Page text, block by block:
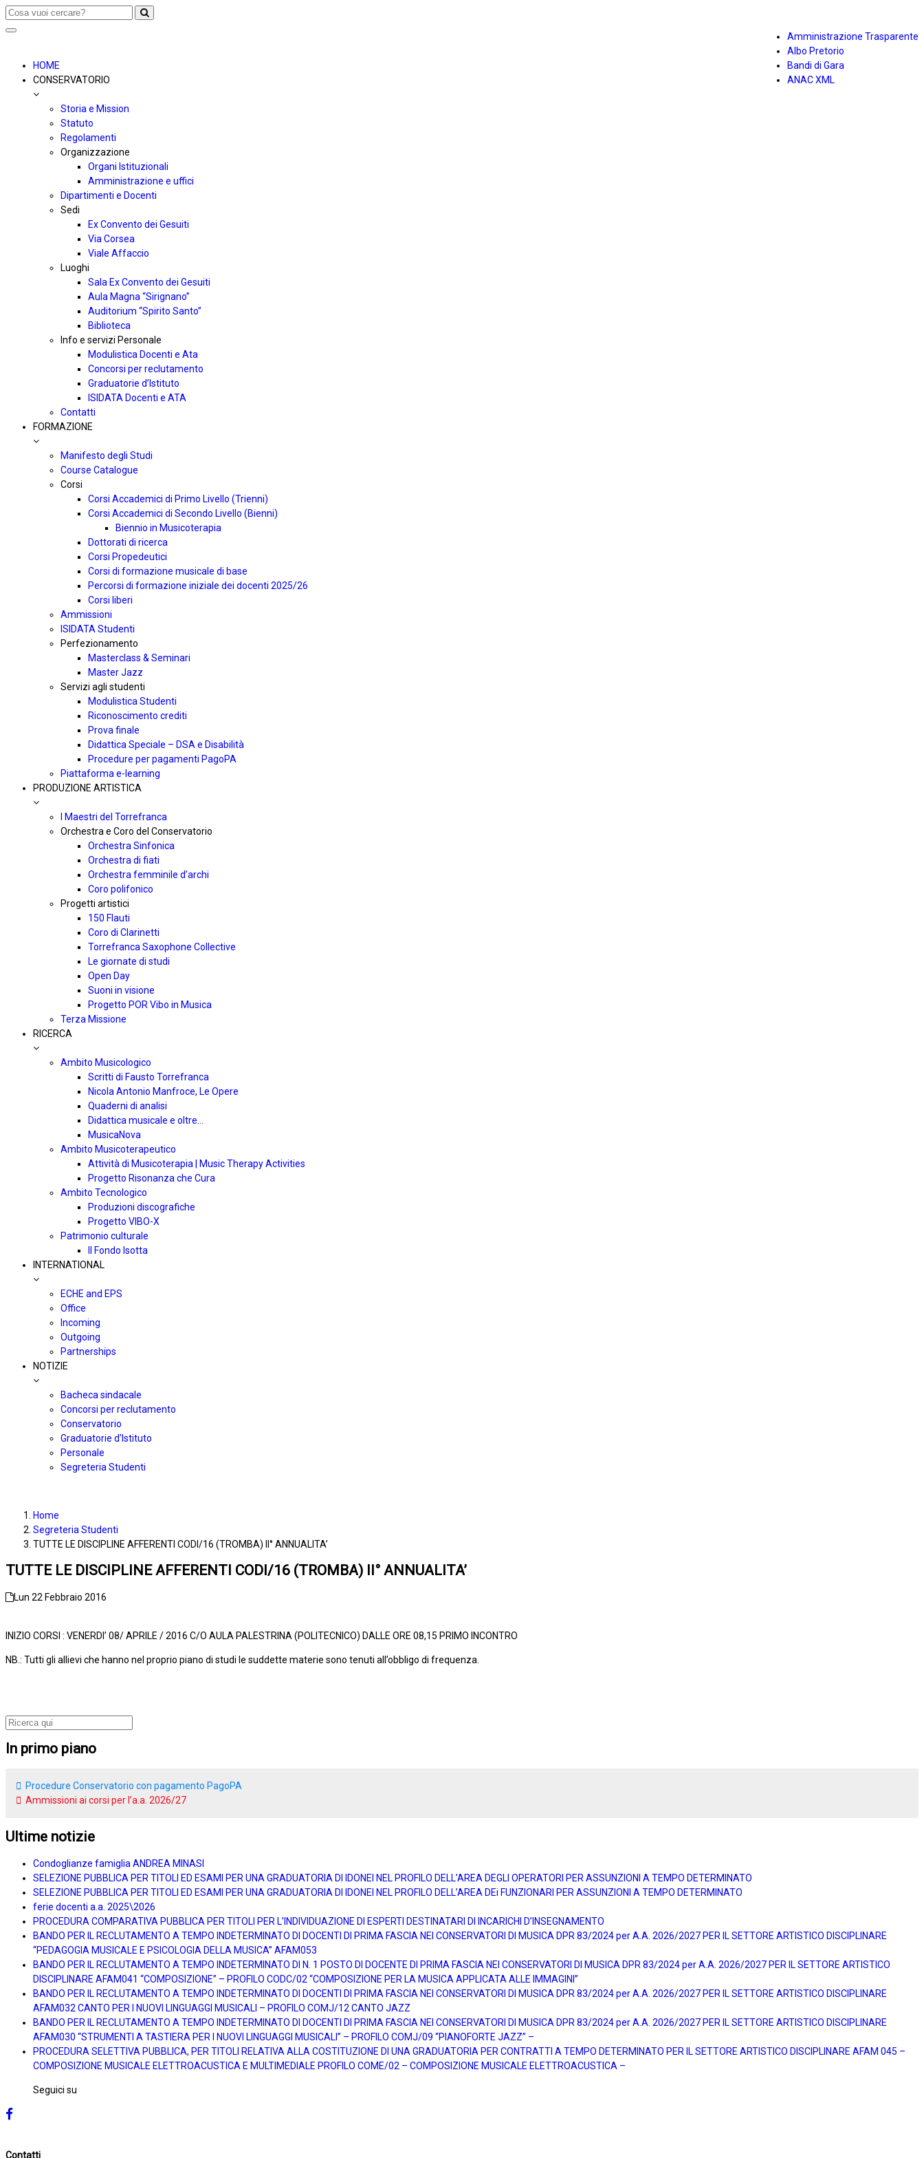
Amministrazione Trasparente
Albo Pretorio
Bandi di Gara
ANAC XML
Toggle
HOME
CONSERVATORIO
Storia e Mission
Statuto
Regolamenti
Organizzazione
Organi Istituzionali
Amministrazione e uffici
Dipartimenti e Docenti
Sedi
Ex Convento dei Gesuiti
Via Corsea
Viale Affaccio
Luoghi
Sala Ex Convento dei Gesuiti
Aula Magna “Sirignano”
Auditorium “Spirito Santo”
Biblioteca
Info e servizi Personale
Modulistica Docenti e Ata
Concorsi per reclutamento
Graduatorie d’Istituto
ISIDATA Docenti e ATA
Contatti
FORMAZIONE
Manifesto degli Studi
Course Catalogue
Corsi
Corsi Accademici di Primo Livello (Trienni)
Corsi Accademici di Secondo Livello (Bienni)
Biennio in Musicoterapia
Dottorati di ricerca
Corsi Propedeutici
Corsi di formazione musicale di base
Percorsi di formazione iniziale dei docenti 2025/26
Corsi liberi
Ammissioni
ISIDATA Studenti
Perfezionamento
Masterclass & Seminari
Master Jazz
Servizi agli studenti
Modulistica Studenti
Riconoscimento crediti
Prova finale
Didattica Speciale – DSA e Disabilità
Procedure per pagamenti PagoPA
Piattaforma e-learning
PRODUZIONE ARTISTICA
I Maestri del Torrefranca
Orchestra e Coro del Conservatorio
Orchestra Sinfonica
Orchestra di fiati
Orchestra femminile d’archi
Coro polifonico
Progetti artistici
150 Flauti
Coro di Clarinetti
Torrefranca Saxophone Collective
Le giornate di studi
Open Day
Suoni in visione
Progetto POR Vibo in Musica
Terza Missione
RICERCA
Ambito Musicologico
Scritti di Fausto Torrefranca
Nicola Antonio Manfroce, Le Opere
Quaderni di analisi
Didattica musicale e oltre…
MusicaNova
Ambito Musicoterapeutico
Attività di Musicoterapia | Music Therapy Activities
Progetto Risonanza che Cura
Ambito Tecnologico
Produzioni discografiche
Progetto VIBO-X
Patrimonio culturale
Il Fondo Isotta
INTERNATIONAL
ECHE and EPS
Office
Incoming
Outgoing
Partnerships
NOTIZIE
Bacheca sindacale
Concorsi per reclutamento
Conservatorio
Graduatorie d’Istituto
Personale
Segreteria Studenti
Home
Segreteria Studenti
TUTTE LE DISCIPLINE AFFERENTI CODI/16 (TROMBA) II° ANNUALITA’
TUTTE LE DISCIPLINE AFFERENTI CODI/16 (TROMBA) II° ANNUALITA’
Lun 22 Febbraio 2016
INIZIO CORSI : VENERDI’ 08/ APRILE / 2016 C/O AULA PALESTRINA (POLITECNICO) DALLE ORE 08,15 PRIMO INCONTRO
NB.: Tutti gli allievi che hanno nel proprio piano di studi le suddette materie sono tenuti all’obbligo di frequenza.
In primo piano
Procedure Conservatorio con pagamento PagoPA
Ammissioni ai corsi per l’a.a. 2026/27
Ultime notizie
Condoglianze famiglia ANDREA MINASI
SELEZIONE PUBBLICA PER TITOLI ED ESAMI PER UNA GRADUATORIA DI IDONEI NEL PROFILO DELL’AREA DEGLI OPERATORI PER ASSUNZIONI A TEMPO DETERMINATO
SELEZIONE PUBBLICA PER TITOLI ED ESAMI PER UNA GRADUATORIA DI IDONEI NEL PROFILO DELL’AREA DEi FUNZIONARI PER ASSUNZIONI A TEMPO DETERMINATO
ferie docenti a.a. 2025\2026
PROCEDURA COMPARATIVA PUBBLICA PER TITOLI PER L’INDIVIDUAZIONE DI ESPERTI DESTINATARI DI INCARICHI D’INSEGNAMENTO
BANDO PER IL RECLUTAMENTO A TEMPO INDETERMINATO DI DOCENTI DI PRIMA FASCIA NEI CONSERVATORI DI MUSICA DPR 83/2024 per A.A. 2026/2027 PER IL SETTORE ARTISTICO DISCIPLINARE
“PEDAGOGIA MUSICALE E PSICOLOGIA DELLA MUSICA” AFAM053
BANDO PER IL RECLUTAMENTO A TEMPO INDETERMINATO DI N. 1 POSTO DI DOCENTE DI PRIMA FASCIA NEI CONSERVATORI DI MUSICA DPR 83/2024 per A.A. 2026/2027 PER IL SETTORE ARTISTICO
DISCIPLINARE AFAM041 “COMPOSIZIONE” – PROFILO CODC/02 “COMPOSIZIONE PER LA MUSICA APPLICATA ALLE IMMAGINI”
BANDO PER IL RECLUTAMENTO A TEMPO INDETERMINATO DI DOCENTI DI PRIMA FASCIA NEI CONSERVATORI DI MUSICA DPR 83/2024 per A.A. 2026/2027 PER IL SETTORE ARTISTICO DISCIPLINARE
AFAM032 CANTO PER I NUOVI LINGUAGGI MUSICALI – PROFILO COMJ/12 CANTO JAZZ
BANDO PER IL RECLUTAMENTO A TEMPO INDETERMINATO DI DOCENTI DI PRIMA FASCIA NEI CONSERVATORI DI MUSICA DPR 83/2024 per A.A. 2026/2027 PER IL SETTORE ARTISTICO DISCIPLINARE
AFAM030 “STRUMENTI A TASTIERA PER I NUOVI LINGUAGGI MUSICALI” – PROFILO COMJ/09 “PIANOFORTE JAZZ” –
PROCEDURA SELETTIVA PUBBLICA, PER TITOLI RELATIVA ALLA COSTITUZIONE DI UNA GRADUATORIA PER CONTRATTI A TEMPO DETERMINATO PER IL SETTORE ARTISTICO DISCIPLINARE AFAM 045 –
COMPOSIZIONE MUSICALE ELETTROACUSTICA E MULTIMEDIALE PROFILO COME/02 – COMPOSIZIONE MUSICALE ELETTROACUSTICA –
Seguici su
Contatti